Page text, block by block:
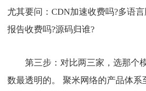
尤其要问：CDN加速收费吗?多语
报告收费吗?源码归谁?
第三步：对比两三家，选那个
数最透明的。 聚米网络的产品体系